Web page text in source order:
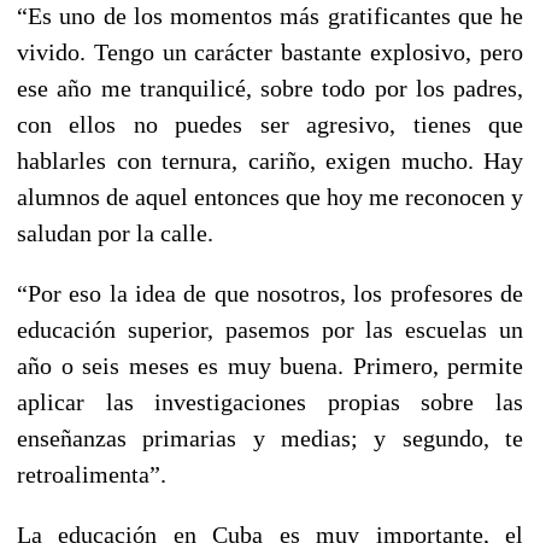
“Es uno de los momentos más gratificantes que he
vivido. Tengo un carácter bastante explosivo, pero
ese año me tranquilicé, sobre todo por los padres,
con ellos no puedes ser agresivo, tienes que
hablarles con ternura, cariño, exigen mucho. Hay
alumnos de aquel entonces que hoy me reconocen y
saludan por la calle.
“Por eso la idea de que nosotros, los profesores de
educación superior, pasemos por las escuelas un
año o seis meses es muy buena. Primero, permite
aplicar las investigaciones propias sobre las
enseñanzas primarias y medias; y segundo, te
retroalimenta”.
La educación en Cuba es muy importante, el